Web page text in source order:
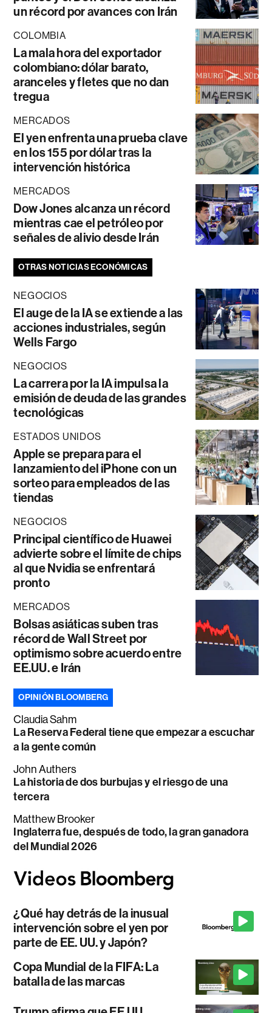
un récord por avances con Irán
COLOMBIA
La mala hora del exportador
colombiano: dólar barato,
aranceles y fletes que no dan
tregua
MERCADOS
El yen enfrenta una prueba clave
en los 155 por dólar tras la
intervención histórica
MERCADOS
Dow Jones alcanza un récord
mientras cae el petróleo por
señales de alivio desde Irán
OTRAS NOTICIAS ECONÓMICAS
NEGOCIOS
El auge de la IA se extiende a las
acciones industriales, según
Wells Fargo
NEGOCIOS
La carrera por la IA impulsa la
emisión de deuda de las grandes
tecnológicas
ESTADOS UNIDOS
Apple se prepara para el
lanzamiento del iPhone con un
sorteo para empleados de las
tiendas
NEGOCIOS
Principal científico de Huawei
advierte sobre el límite de chips
al que Nvidia se enfrentará
pronto
MERCADOS
Bolsas asiáticas suben tras
récord de Wall Street por
optimismo sobre acuerdo entre
EE.UU. e Irán
OPINIÓN BLOOMBERG
Claudia Sahm
La Reserva Federal tiene que empezar a escuchar
a la gente común
John Authers
La historia de dos burbujas y el riesgo de una
tercera
Matthew Brooker
Inglaterra fue, después de todo, la gran ganadora
del Mundial 2026
¿Qué hay detrás de la inusual
intervención sobre el yen por
parte de EE. UU. y Japón?
Copa Mundial de la FIFA: La
batalla de las marcas